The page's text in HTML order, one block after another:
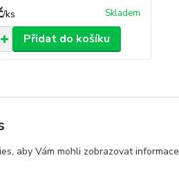
/ks Skladem
Přidat do košíku
aby Vám mohli zobrazovat informace